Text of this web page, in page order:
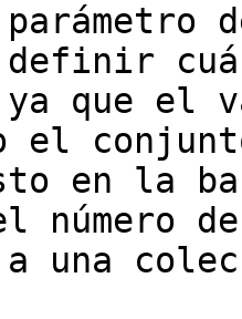
definir
que el
en la
número
una